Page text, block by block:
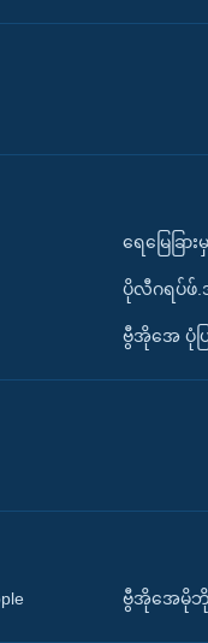
ရေမြေခြာ
ပိုလီဂရပ်ဖ်.
ဗွီအိုအေ ပုံပ
ဗွီအိုအေမိုဘို